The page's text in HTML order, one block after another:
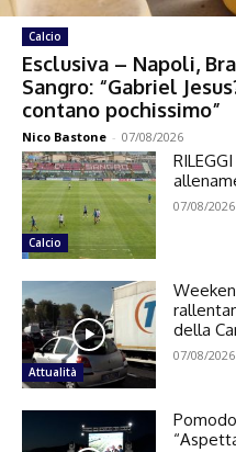
Calcio
Esclusiva – Napoli,
Sangro: “Gabriel
contano pochissimo”
Nico Bastone - 07/08/2026
Calcio
07/08/2026
Attualità
della
07/08/2026